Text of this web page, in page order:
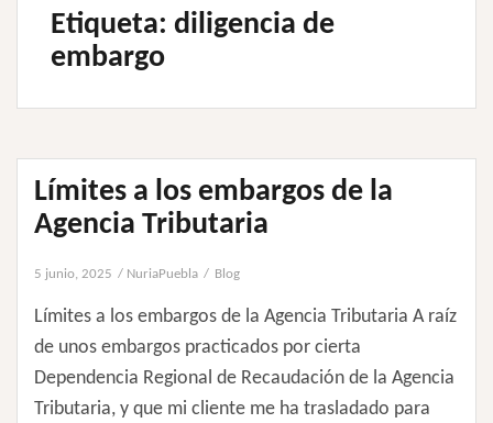
Etiqueta: diligencia de
embargo
Límites a los embargos de la
Agencia Tributaria
5 junio, 2025 NuriaPuebla Blog
Límites a los embargos de la Agencia Tributaria A raíz
de unos embargos practicados por cierta
Dependencia Regional de Recaudación de la Agencia
Tributaria, y que mi cliente me ha trasladado para